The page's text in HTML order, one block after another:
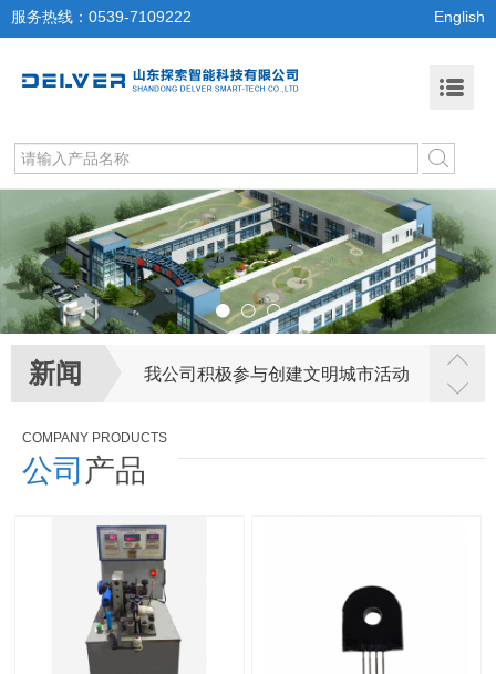
服务热线：0539-7109222 English
新闻 我公司积极参与创建文明城市活动
COMPANY PRODUCTS
公司 产品